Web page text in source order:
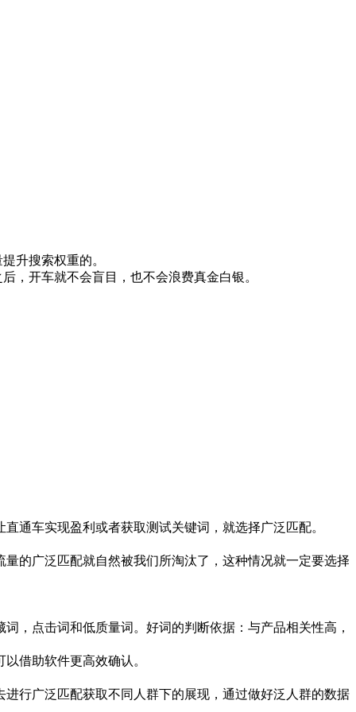
升搜索权重的。
开车就不会盲目，也不会浪费真金白银。
车实现盈利或者获取测试关键词，就选择广泛匹配。
的广泛匹配就自然被我们所淘汰了，这种情况就一定要选择
点击词和低质量词。好词的判断依据：与产品相关性高，
借助软件更高效确认。
行广泛匹配获取不同人群下的展现，通过做好泛人群的数据